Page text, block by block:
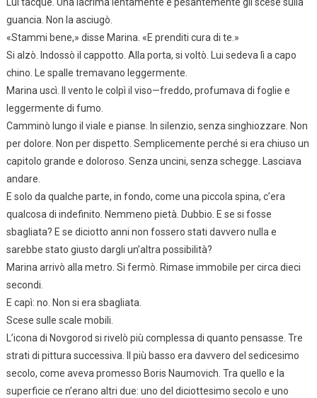
Lui tacque. Una lacrima lentamente e pesantemente gli scese sulla
guancia. Non la asciugò.
«Stammi bene,» disse Marina. «E prenditi cura di te.»
Si alzò. Indossò il cappotto. Alla porta, si voltò. Lui sedeva lì a capo
chino. Le spalle tremavano leggermente.
Marina uscì. Il vento le colpì il viso—freddo, profumava di foglie e
leggermente di fumo.
Camminò lungo il viale e pianse. In silenzio, senza singhiozzare. Non
per dolore. Non per dispetto. Semplicemente perché si era chiuso un
capitolo grande e doloroso. Senza uncini, senza schegge. Lasciava
andare.
E solo da qualche parte, in fondo, come una piccola spina, c’era
qualcosa di indefinito. Nemmeno pietà. Dubbio. E se si fosse
sbagliata? E se diciotto anni non fossero stati davvero nulla e
sarebbe stato giusto dargli un’altra possibilità?
Marina arrivò alla metro. Si fermò. Rimase immobile per circa dieci
secondi.
E capì: no. Non si era sbagliata.
Scese sulle scale mobili.
L’icona di Novgorod si rivelò più complessa di quanto pensasse. Tre
strati di pittura successiva. Il più basso era davvero del sedicesimo
secolo, come aveva promesso Boris Naumovich. Tra quello e la
superficie ce n’erano altri due: uno del diciottesimo secolo e uno